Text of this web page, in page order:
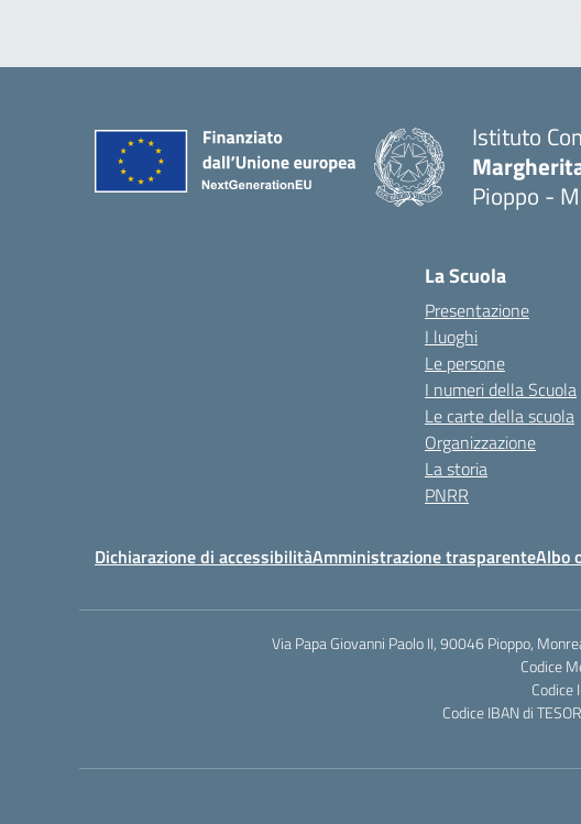
Istituto
Pioppo -
La Scuola
Presentazione
I luoghi
Le persone
I numeri della Scuola
Le carte della scuola
Organizzazione
La storia
PNRR
Dichiarazione di accessibilitàAmministrazione trasparenteAlbo
Via Papa Giovanni Paolo II, 90046 Pioppo,
Codice
Codice IBAN di